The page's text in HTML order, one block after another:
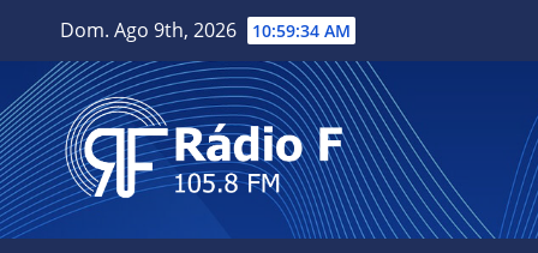
content
Dom. Ago 9th, 2026 10:59:35 AM